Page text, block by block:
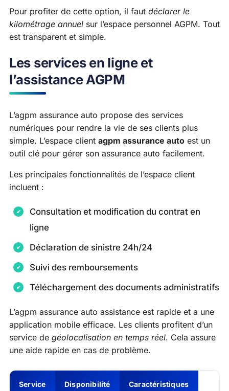
Pour profiter de cette option, il faut déclarer le
kilométrage annuel sur l’espace personnel AGPM. Tout
est transparent et simple.
Les services en ligne et
l’assistance AGPM
L’agpm assurance auto propose des services
numériques pour rendre la vie de ses clients plus
simple. L’espace client agpm assurance auto est un
outil clé pour gérer son assurance auto facilement.
Les principales fonctionnalités de l’espace client
incluent :
Consultation et modification du contrat en
ligne
Déclaration de sinistre 24h/24
Suivi des remboursements
Téléchargement des documents administratifs
L’agpm assurance auto assistance est rapide et a une
application mobile efficace. Les clients profitent d’un
service de géolocalisation en temps réel. Cela assure
une aide rapide en cas de problème.
Service Disponibilité Caractéristiques